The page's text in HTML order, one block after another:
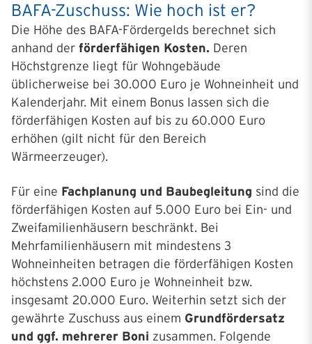
BAFA-Zuschuss: Wie hoch ist er?
Die Höhe des BAFA-Fördergelds berechnet sich
anhand der förderfähigen Kosten. Deren
Höchstgrenze liegt für Wohngebäude
üblicherweise bei 30.000 Euro je Wohneinheit und
Kalenderjahr. Mit einem Bonus lassen sich die
förderfähigen Kosten auf bis zu 60.000 Euro
erhöhen (gilt nicht für den Bereich
Wärmeerzeuger).
Für eine Fachplanung und Baubegleitung sind die
förderfähigen Kosten auf 5.000 Euro bei Ein- und
Zweifamilienhäusern beschränkt. Bei
Mehrfamilienhäusern mit mindestens 3
Wohneinheiten betragen die förderfähigen Kosten
höchstens 2.000 Euro je Wohneinheit bzw.
insgesamt 20.000 Euro. Weiterhin setzt sich der
gewährte Zuschuss aus einem Grundfördersatz
und ggf. mehrerer Boni zusammen. Folgende